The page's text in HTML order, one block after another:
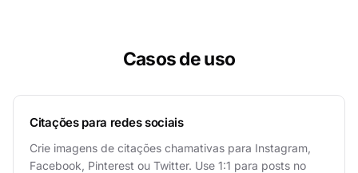
Casos de uso
Citações para redes sociais
Crie imagens de citações chamativas para Instagram,
Facebook, Pinterest ou Twitter. Use 1:1 para posts no